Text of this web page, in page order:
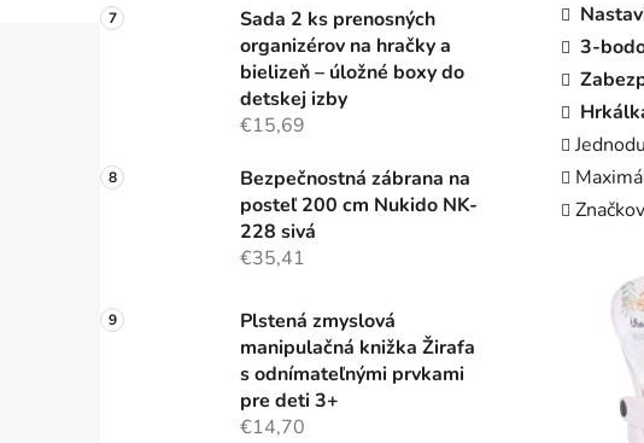
Sada 2 ks prenosných
organizérov na hračky a
bielizeň – úložné boxy do
detskej izby
€15,69
Bezpečnostná zábrana na
posteľ 200 cm Nukido NK-
228 sivá
€35,41
Plstená zmyslová
manipulačná knižka Žirafa
s odnímateľnými prvkami
pre deti 3+
€14,70
3-